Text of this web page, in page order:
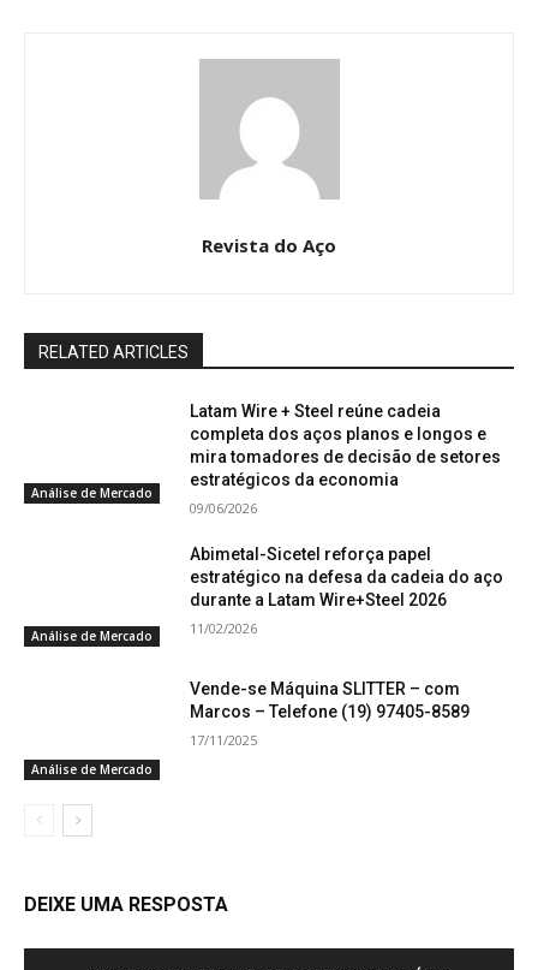
Revista do Aço
RELATED ARTICLES
Análise de Mercado
Latam Wire + Steel reúne cadeia
completa dos aços planos e longos e
mira tomadores de decisão de setores
estratégicos da economia
09/06/2026
Análise de Mercado
Abimetal-Sicetel reforça papel
estratégico na defesa da cadeia do aço
durante a Latam Wire+Steel 2026
11/02/2026
Análise de Mercado
Vende-se Máquina SLITTER – com
Marcos – Telefone (19) 97405-8589
17/11/2025
DEIXE UMA RESPOSTA